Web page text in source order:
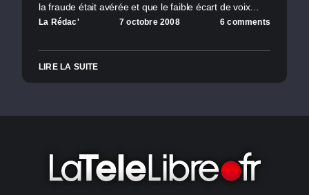
la fraude était avérée et que le faible écart de voix…
La Rédac' 7 octobre 2008 6 comments
LIRE LA SUITE